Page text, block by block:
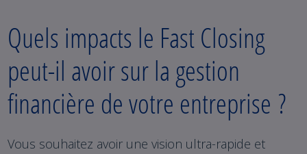
Quels impacts le Fast Closing
peut-il avoir sur la gestion
financière de votre entreprise ?
Vous souhaitez avoir une vision ultra-rapide et